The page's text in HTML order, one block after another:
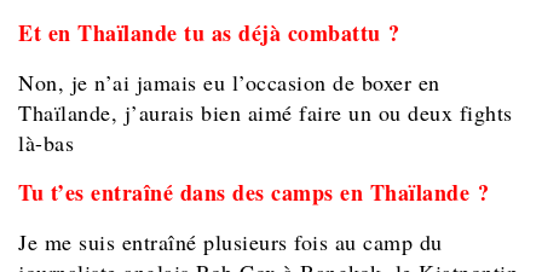
Et en Thaïlande tu as déjà combattu ?
Non, je n’ai jamais eu l’occasion de boxer en
Thaïlande, j’aurais bien aimé faire un ou deux fights
là-bas
Tu t’es entraîné dans des camps en Thaïlande ?
Je me suis entraîné plusieurs fois au camp du